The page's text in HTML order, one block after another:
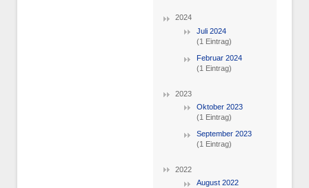
2024
Juli 2024
(1 Eintrag)
Februar 2024
(1 Eintrag)
2023
Oktober 2023
(1 Eintrag)
September 2023
(1 Eintrag)
2022
August 2022